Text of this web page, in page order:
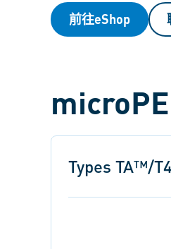
前往eShop
Types TA™/